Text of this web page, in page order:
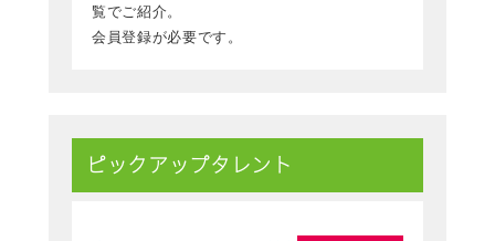
覧でご紹介。
会員登録が必要です。
ピックアップタレント